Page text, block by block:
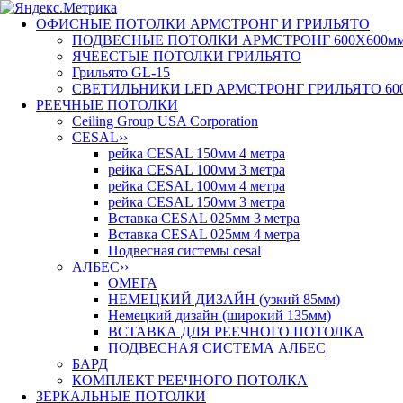
ОФИСНЫЕ ПОТОЛКИ АРМСТРОНГ И ГРИЛЬЯТО
ПОДВЕСНЫЕ ПОТОЛКИ АРМСТРОНГ
ЯЧЕЕСТЫЕ ПОТОЛКИ ГРИЛЬЯТО
Грильято GL-15
СВЕТИЛЬНИКИ LED AРМСТРОНГ ГРИЛЬЯТО
РЕЕЧНЫЕ ПОТОЛКИ
Ceiling Group USA Corporation
CESAL››
рейка CESAL 150мм 4 метра
рейка CESAL 100мм 3 метра
рейка CESAL 100мм 4 метра
рейка CESAL 150мм 3 метра
Вставка CESAL 025мм 3 метра
Вставка CESAL 025мм 4 метра
Подвесная системы cesal
АЛБЕС››
ОМЕГА
НЕМЕЦКИЙ ДИЗАЙН (узкий 85мм)
Немецкий дизайн (широкий 135мм)
ВСТАВКА ДЛЯ РЕЕЧНОГО ПОТОЛКА
ПОДВЕСНАЯ СИСТЕМА АЛБЕС
БАРД
КОМПЛЕКТ РЕЕЧНОГО ПОТОЛКА
ЗЕРКАЛЬНЫЕ ПОТОЛКИ